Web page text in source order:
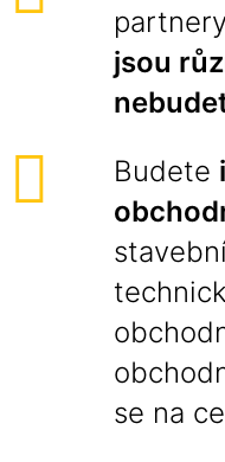
jsou
Budete
se na